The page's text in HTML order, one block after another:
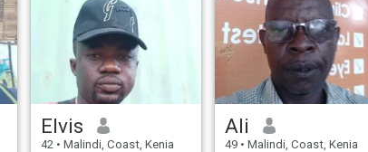
Elvis
42 • Malindi, Coast, Kenia
Ali
49 • Malindi, Coast, Kenia